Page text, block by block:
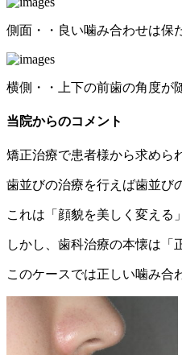
側面・・良い噛み合わせは保
横側・・上下の前歯の角度が
当院からのコメント
矯正治療で患者様から求めら
歯並びの治療を行えば歯並び
これは「顔貌を美しく変える
しかし、歯科治療の本懐は「
このケースでは正しい噛み合